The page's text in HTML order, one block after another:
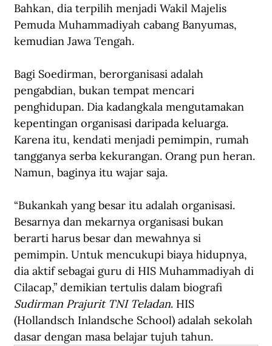
Bahkan, dia terpilih menjadi Wakil Majelis
Pemuda Muhammadiyah cabang Banyumas,
kemudian Jawa Tengah.
Bagi Soedirman, berorganisasi adalah
pengabdian, bukan tempat mencari
penghidupan. Dia kadangkala mengutamakan
kepentingan organisasi daripada keluarga.
Karena itu, kendati menjadi pemimpin, rumah
tangganya serba kekurangan. Orang pun heran.
Namun, baginya itu wajar saja.
“Bukankah yang besar itu adalah organisasi.
Besarnya dan mekarnya organisasi bukan
berarti harus besar dan mewahnya si
pemimpin. Untuk mencukupi biaya hidupnya,
dia aktif sebagai guru di HIS Muhammadiyah di
Cilacap,” demikian tertulis dalam biografi
Sudirman Prajurit TNI Teladan. HIS
(Hollandsch Inlandsche School) adalah sekolah
dasar dengan masa belajar tujuh tahun.